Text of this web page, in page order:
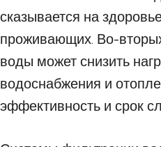
сказывается на
проживающих. Во-
воды может снизить
водоснабжения и
эффективность и срок